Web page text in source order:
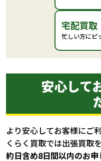
宅配買取
忙しい方にピ
安心して
より安心してお客様にご
くらく買取では出張買取
約日含め8日間以内のお